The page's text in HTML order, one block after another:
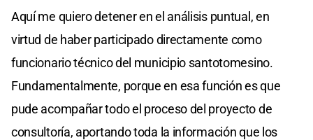
Aquí me quiero detener en el análisis puntual, en
virtud de haber participado directamente como
funcionario técnico del municipio santotomesino.
Fundamentalmente, porque en esa función es que
pude acompañar todo el proceso del proyecto de
consultoría, aportando toda la información que los